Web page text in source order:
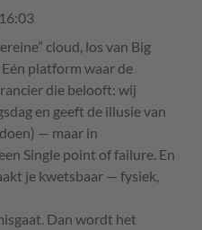
cloud, los van Big
Eén platform waar de
die belooft: wij
en geeft de illusie van
— maar in
Single point of failure. En
je kwetsbaar — fysiek,
Dan wordt het